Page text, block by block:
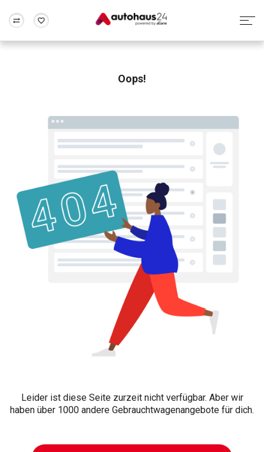
Rund um die Inzahlungnahme
Oops!
Leider ist diese Seite zurzeit nicht verfügbar. Aber wir
haben über 1000 andere Gebrauchtwagenangebote für dich.